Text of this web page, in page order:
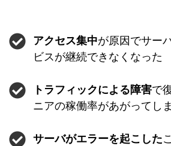
アクセス集中が原因でサー
ビスが継続できなくなった
トラフィックによる障害で
ニアの稼働率があがってし
サーバがエラーを起こした